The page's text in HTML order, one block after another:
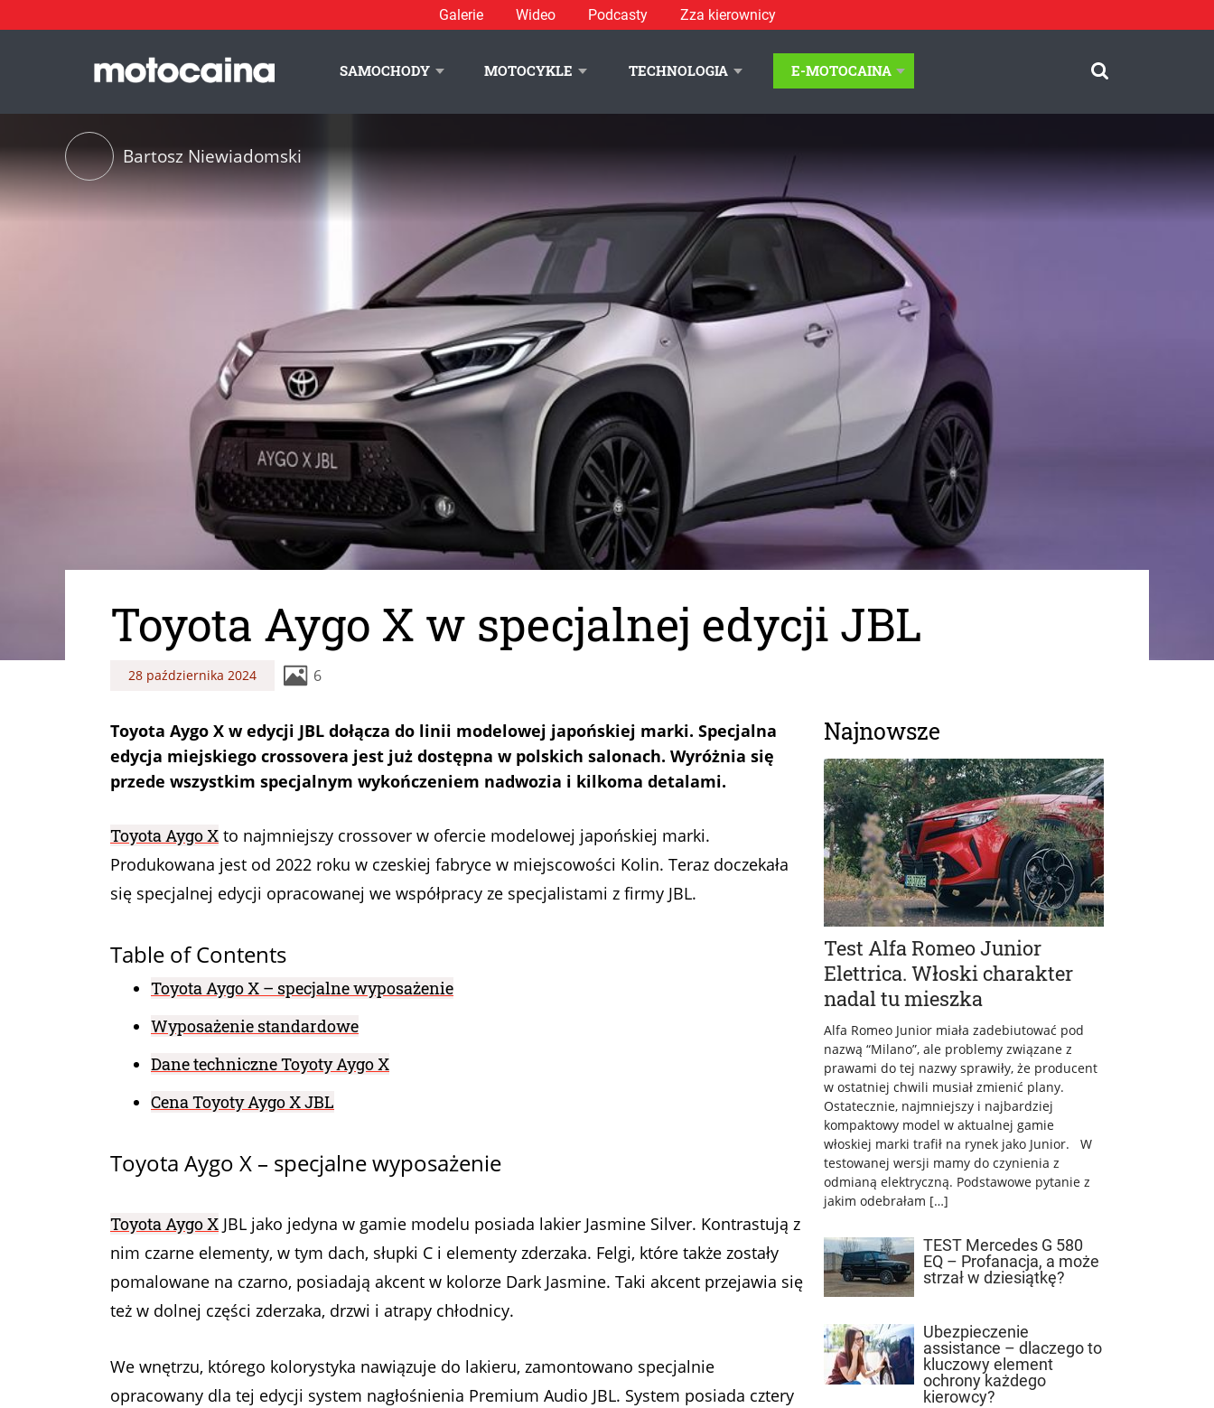
Galerie Wideo Podcasty Zza kierownicy
SAMOCHODY MOTOCYKLE TECHNOLOGIA E-MOTOCAINA
Bartosz Niewiadomski
Toyota Aygo X w specjalnej edycji JBL
28 października 2024 6
Toyota Aygo X w edycji JBL dołącza do linii modelowej japońskiej marki. Specjalna
edycja miejskiego crossovera jest już dostępna w polskich salonach. Wyróżnia się
przede wszystkim specjalnym wykończeniem nadwozia i kilkoma detalami.
Toyota Aygo X to najmniejszy crossover w ofercie modelowej japońskiej marki.
Produkowana jest od 2022 roku w czeskiej fabryce w miejscowości Kolin. Teraz doczekała
się specjalnej edycji opracowanej we współpracy ze specjalistami z firmy JBL.
Table of Contents
Toyota Aygo X – specjalne wyposażenie
Wyposażenie standardowe
Dane techniczne Toyoty Aygo X
Cena Toyoty Aygo X JBL
Toyota Aygo X – specjalne wyposażenie
Toyota Aygo X JBL jako jedyna w gamie modelu posiada lakier Jasmine Silver. Kontrastują z
nim czarne elementy, w tym dach, słupki C i elementy zderzaka. Felgi, które także zostały
pomalowane na czarno, posiadają akcent w kolorze Dark Jasmine. Taki akcent przejawia się
też w dolnej części zderzaka, drzwi i atrapy chłodnicy.
We wnętrzu, którego kolorystyka nawiązuje do lakieru, zamontowano specjalnie
opracowany dla tej edycji system nagłośnienia Premium Audio JBL. System posiada cztery
Najnowsze
Test Alfa Romeo Junior
Elettrica. Włoski charakter
nadal tu mieszka
Alfa Romeo Junior miała zadebiutować pod
nazwą “Milano”, ale problemy związane z
prawami do tej nazwy sprawiły, że producent
w ostatniej chwili musiał zmienić plany.
Ostatecznie, najmniejszy i najbardziej
kompaktowy model w aktualnej gamie
włoskiej marki trafił na rynek jako Junior. W
testowanej wersji mamy do czynienia z
odmianą elektryczną. Podstawowe pytanie z
jakim odebrałam […]
TEST Mercedes G 580
EQ – Profanacja, a może
strzał w dziesiątkę?
Ubezpieczenie
assistance – dlaczego to
kluczowy element
ochrony każdego
kierowcy?